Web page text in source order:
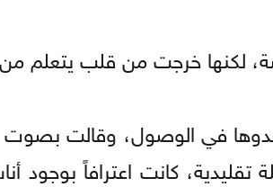
لكنها خرجت من قلب يتعلم
في الوصول، وقالت بصوت
كانت اعترافاً بوجود